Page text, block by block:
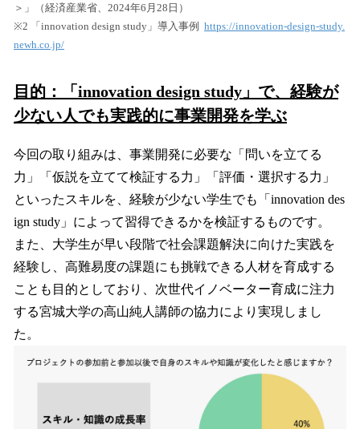
＞」（経済産業省、2024年6月28日）
※2 「innovation design study」導入事例 https://innovation-design-study.
newh.co.jp/
目的：「innovation design study」で、経験が
少ない人でも実践的に事業開発を学ぶ
今回の取り組みは、事業開発に必要な「問いを立てる
力」「仮説を立てて検証する力」「評価・選択する力」
といったスキルを、経験が少ない学生でも「innovation des
ign study」によって習得できるかを検証するものです。
また、大学生が早い段階で社会課題解決に向けた実践を
経験し、高難易度の課題にも挑戦できる人材を育成する
ことも目的としており、次世代イノベーター育成に注力
する宮城大学の高山純人講師の協力により実現しまし
た。